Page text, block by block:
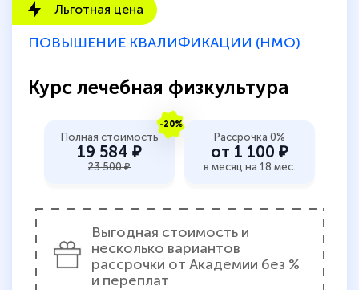
Льготная цена
ПОВЫШЕНИЕ КВАЛИФИКАЦИИ (НМО)
Курс лечебная физкультура
-20%
Полная стоимость
19 584 ₽
23 500 ₽
Рассрочка 0%
от 1 100 ₽
в месяц на 18 мес.
Выгодная стоимость и
несколько вариантов
рассрочки от Академии без %
и переплат